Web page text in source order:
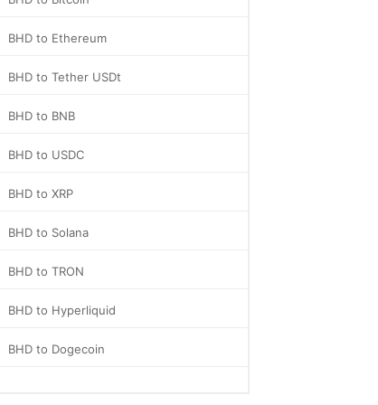
BHD to Ethereum
BHD to Tether USDt
BHD to BNB
BHD to USDC
BHD to XRP
BHD to Solana
BHD to TRON
BHD to Hyperliquid
BHD to Dogecoin